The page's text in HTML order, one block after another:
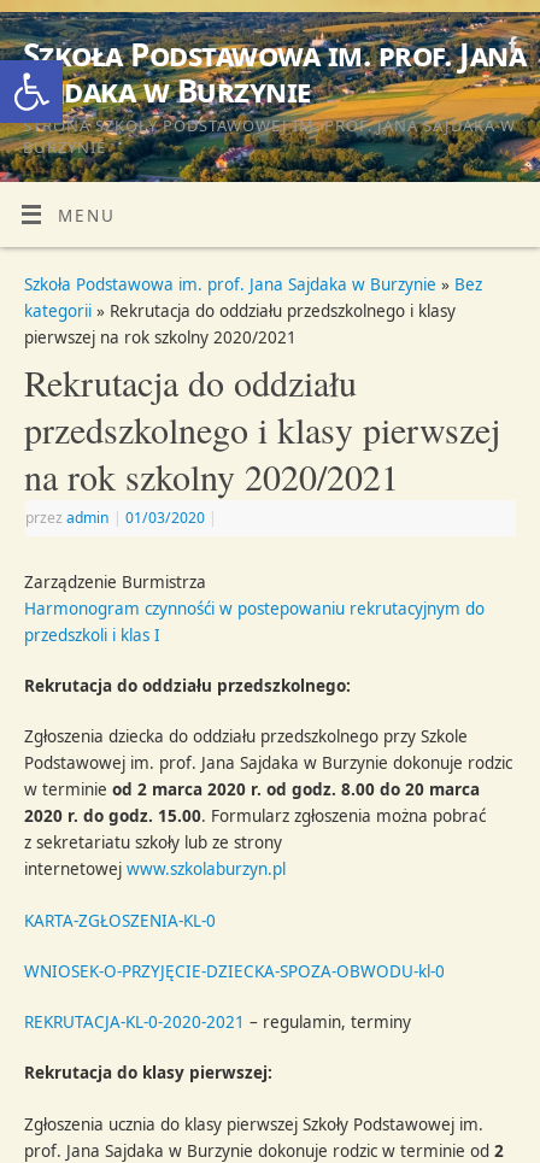
Otwórz pasek narzędzi
Szkoła Podstawowa im. prof. Jana
Sajdaka w Burzynie
STRONA SZKOŁY PODSTAWOWEJ IM. PROF. JANA SAJDAKA W
BURZYNIE
MENU
Szkoła Podstawowa im. prof. Jana Sajdaka w Burzynie » Bez
kategorii » Rekrutacja do oddziału przedszkolnego i klasy
pierwszej na rok szkolny 2020/2021
Rekrutacja do oddziału
przedszkolnego i klasy pierwszej
na rok szkolny 2020/2021
przezadmin | 01/03/2020 |
Zarządzenie Burmistrza
Harmonogram czynnośći w postepowaniu rekrutacyjnym do
przedszkoli i klas I
Rekrutacja do oddziału przedszkolnego:
Zgłoszenia dziecka do oddziału przedszkolnego przy Szkole
Podstawowej im. prof. Jana Sajdaka w Burzynie dokonuje rodzic
w terminieod 2 marca 2020 r. od godz. 8.00 do 20 marca
2020 r. do godz. 15.00. Formularz zgłoszenia można pobrać
z sekretariatu szkoły lub ze strony
internetowejwww.szkolaburzyn.pl
KARTA-ZGŁOSZENIA-KL-0
WNIOSEK-O-PRZYJĘCIE-DZIECKA-SPOZA-OBWODU-kl-0
REKRUTACJA-KL-0-2020-2021 – regulamin, terminy
Rekrutacja do klasy pierwszej:
Zgłoszenia ucznia do klasy pierwszej Szkoły Podstawowej im.
prof. Jana Sajdaka w Burzynie dokonuje rodzic w terminie od2